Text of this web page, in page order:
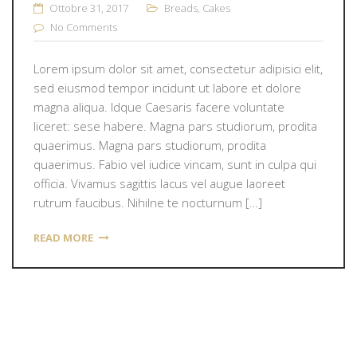
Ottobre 31, 2017 Breads, Cakes
No Comments
Lorem ipsum dolor sit amet, consectetur adipisici elit,
sed eiusmod tempor incidunt ut labore et dolore
magna aliqua. Idque Caesaris facere voluntate
liceret: sese habere. Magna pars studiorum, prodita
quaerimus. Magna pars studiorum, prodita
quaerimus. Fabio vel iudice vincam, sunt in culpa qui
officia. Vivamus sagittis lacus vel augue laoreet
rutrum faucibus. Nihilne te nocturnum […]
READ MORE